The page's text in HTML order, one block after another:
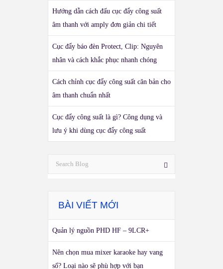
Hướng dẫn cách đấu cục đẩy công suất
âm thanh với amply đơn giản chi tiết
Cục đẩy báo đèn Protect, Clip: Nguyên
nhân và cách khắc phục nhanh chóng
Cách chỉnh cục đẩy công suất căn bản cho
âm thanh chuẩn nhất
Cục đẩy công suất là gì? Công dụng và
lưu ý khi dùng cục đẩy công suất
BÀI VIẾT MỚI
Quản lý nguồn PHD HF – 9LCR+
Nên chọn mua mixer karaoke hay vang
số? Loại nào sẽ phù hợp với bạn